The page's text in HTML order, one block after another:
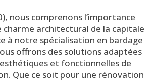
nous comprenons l’importance
charme architectural de la capitale
à notre spécialisation en bardage
offrons des solutions adaptées
et fonctionnelles de
Que ce soit pour une rénovation